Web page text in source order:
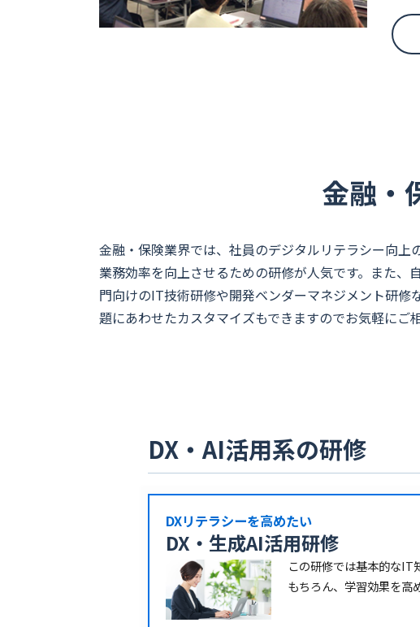
教育業界
金融・
金融・保険業界では、社員のデジタルリテラシー向上
業務効率を向上させるための研修が人気です。また
門向けのIT技術研修や開発ベンダーマネジメント研修
題にあわせたカスタマイズもできますのでお気軽にご
DX・AI活用系の研修
DXリテラシーを高めたい
DX・生成AI活用研修
この研修では基本的なIT
もちろん、学習効果を高